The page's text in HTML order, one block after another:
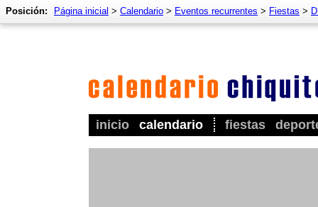
inicio calendario fiestas
Posición: Página inicial > Calendario > Eventos recurrentes > Fiestas >